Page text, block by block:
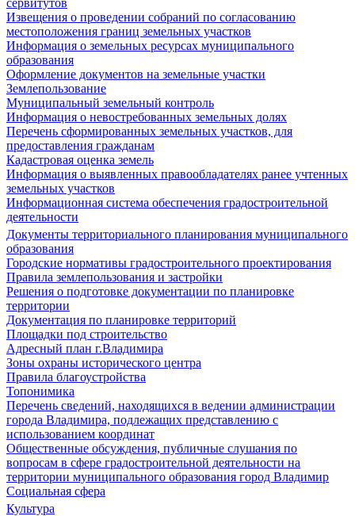
сервитутов
Извещения о проведении собраний по согласованию
местоположения границ земельных участков
Информация о земельных ресурсах муниципального
образования
Оформление документов на земельные участки
Землепользование
Муниципальный земельный контроль
Информация о невостребованных земельных долях
Перечень сформированных земельных участков, для
предоставления гражданам
Кадастровая оценка земель
Информация о выявленных правообладателях ранее учтенных
земельных участков
Информационная система обеспечения градостроительной
деятельности
Документы территориального планирования муниципального
образования
Городские нормативы градостроительного проектирования
Правила землепользования и застройки
Решения о подготовке документации по планировке
территории
Документация по планировке территорий
Площадки под строительство
Адресный план г.Владимира
Зоны охраны исторического центра
Правила благоустройства
Топонимика
Перечень сведений, находящихся в ведении администрации
города Владимира, подлежащих представлению с
использованием координат
Общественные обсуждения, публичные слушания по
вопросам в сфере градостроительной деятельности на
территории муниципального образования город Владимир
Социальная сфера
Культура